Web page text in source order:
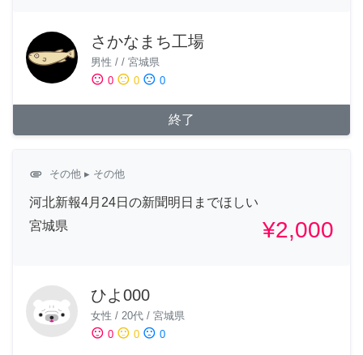
さかなまち工場
男性 / / 宮城県
sentiment_satisfied 0 sentiment_neutral 0 sentiment_dissatisfied 0
終了
attachment その他 ▸ その他
河北新報4月24日の新聞明日までほしい
宮城県
¥2,000
ひよ000
女性 / 20代 / 宮城県
sentiment_satisfied 0 sentiment_neutral 0 sentiment_dissatisfied 0